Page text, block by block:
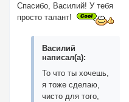
Спасибо, Василий! У тебя
просто талант!
Василий
написал(а):
То что ты хочешь,
я тоже сделаю,
чисто для того,